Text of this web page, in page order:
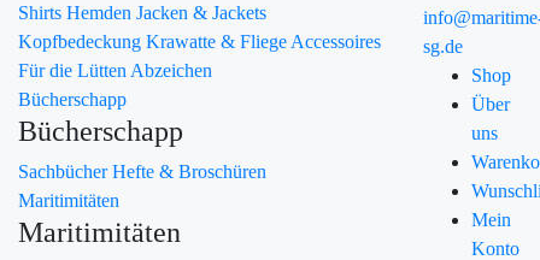
Shirts Hemden Jacken & Jackets
Kopfbedeckung Krawatte & Fliege Accessoires
Für die Lütten Abzeichen
Bücherschapp
Bücherschapp
SachbücherHefte & Broschüren
Maritimitäten
Maritimitäten
sg.de
Shop
Über
uns
Mein
Konto